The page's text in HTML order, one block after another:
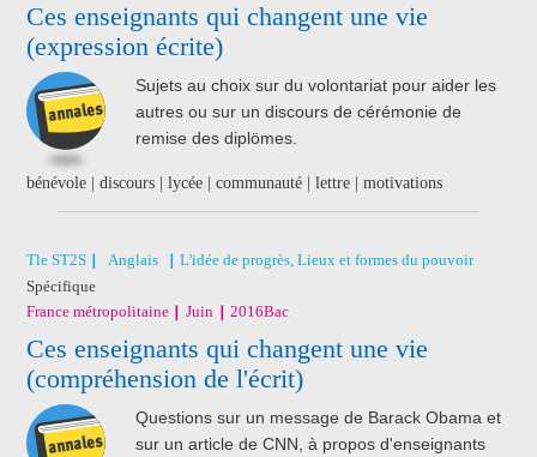
Ces enseignants qui changent une vie
(expression écrite)
Sujets au choix sur du volontariat pour aider les
autres ou sur un discours de cérémonie de
remise des diplömes.
bénévole | discours | lycée | communauté | lettre | motivations
Tle ST2S Anglais
L'idée de progrès, Lieux et formes du pouvoir
Spécifique
France métropolitaine
Juin 2016Bac
Ces enseignants qui changent une vie
(compréhension de l'écrit)
Questions sur un message de Barack Obama et
sur un article de CNN, à propos d'enseignants